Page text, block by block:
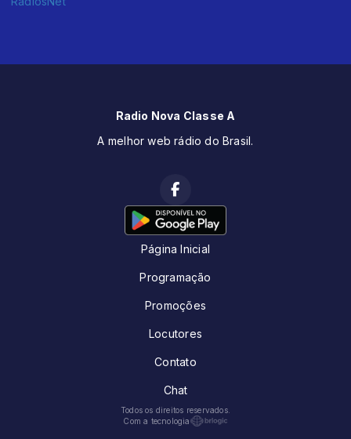
Radio Nova Classe A
A melhor web rádio do Brasil.
Página Inicial
Programação
Promoções
Locutores
Contato
Chat
Todos os direitos reservados.
Com a tecnologia